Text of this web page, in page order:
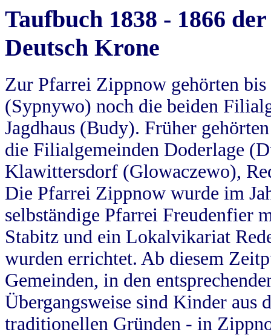
Taufbuch 1838 - 1866
Deutsch Krone
Zur Pfarrei Zippnow gehörten
(Sypnywo) noch die beiden
Jagdhaus (Budy). Früher
die Filialgemeinden Doderlage
Klawittersdorf (Glowaczewo),
Die Pfarrei Zippnow wurde im
selbständige Pfarrei Freudenfier
Stabitz und ein Lokalvikariat
wurden errichtet. Ab diesem
Gemeinden, in den
Übergangsweise sind Kinder aus
traditionellen Gründen - in